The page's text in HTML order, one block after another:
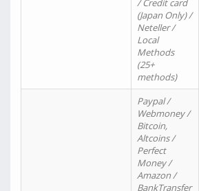
/ Credit card
(Japan Only) /
Neteller /
Local
Methods
(25+
methods)
Paypal /
Webmoney /
Bitcoin,
Altcoins /
Perfect
Money /
Amazon /
BankTransfer